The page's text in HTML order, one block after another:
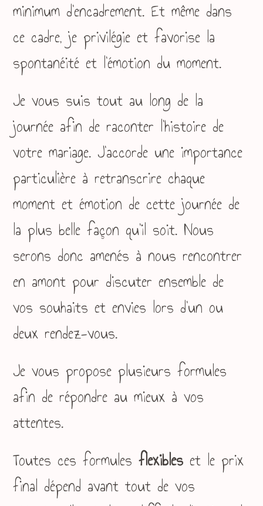
minimum d’encadrement. Et même dans
ce cadre, je privilégie et favorise la
spontanéité et l’émotion du moment.
Je vous suis tout au long de la
journée afin de raconter l’histoire de
votre mariage. J’accorde une importance
particulière à retranscrire chaque
moment et émotion de cette journée de
la plus belle façon qu’il soit. Nous
serons donc amenés à nous rencontrer
en amont pour discuter ensemble de
vos souhaits et envies lors d’un ou
deux rendez-vous.
Je vous propose plusieurs formules
afin de répondre au mieux à vos
attentes.
Toutes ces formulesflexibles et le prix
final dépend avant tout de vos